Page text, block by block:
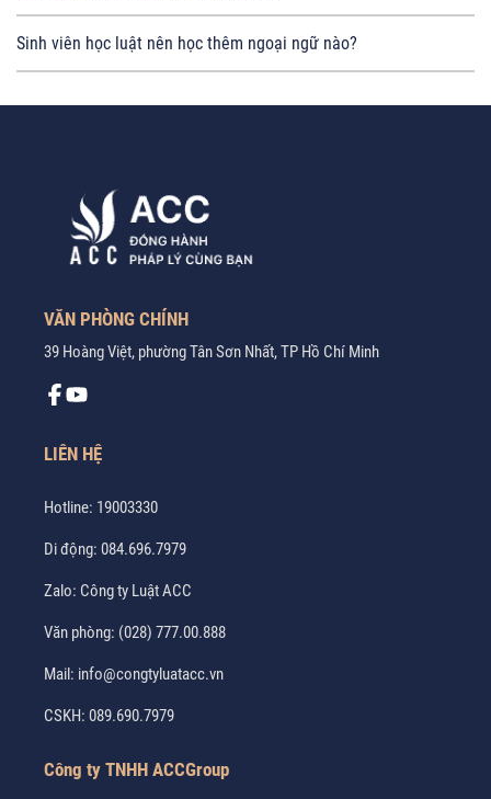
Sinh viên học luật nên học thêm ngoại ngữ nào?
VĂN PHÒNG CHÍNH
39 Hoàng Việt, phường Tân Sơn Nhất, TP Hồ Chí Minh
LIÊN HỆ
Hotline: 19003330
Di động: 084.696.7979
Zalo: Công ty Luật ACC
Văn phòng: (028) 777.00.888
Mail: info@congtyluatacc.vn
CSKH: 089.690.7979
Công ty TNHH ACCGroup